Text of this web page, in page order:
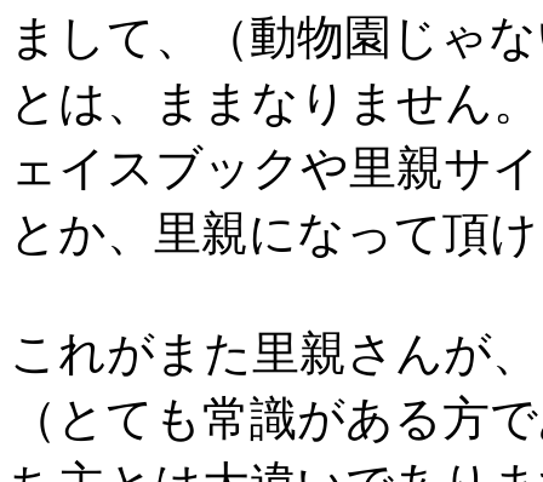
まして、（動物園じゃ
とは、ままなりません
ェイスブックや里親サ
とか、里親になって頂
これがまた里親さんが
（とても常識がある方